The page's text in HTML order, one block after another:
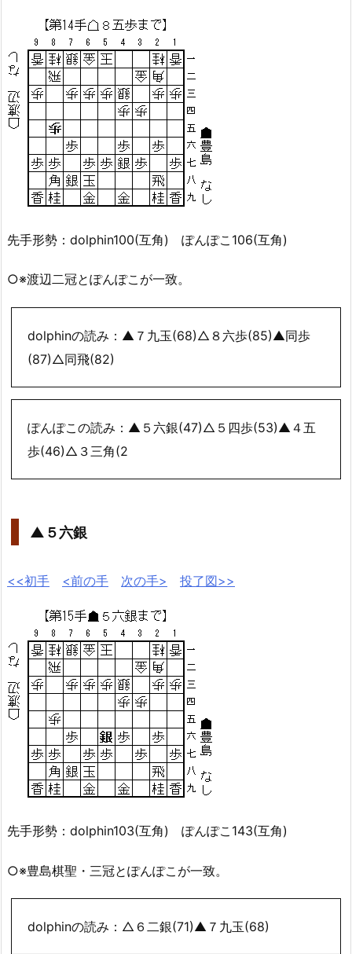
先手形勢：dolphin100(互角) ぽんぽこ106(互角)
○※渡辺二冠とぽんぽこが一致。
dolphinの読み：▲７九玉(68)△８六歩(85)▲同歩
(87)△同飛(82)
ぽんぽこの読み：▲５六銀(47)△５四歩(53)▲４五
歩(46)△３三角(2
▲５六銀
<<初手 <前の手 次の手> 投了図>>
先手形勢：dolphin103(互角) ぽんぽこ143(互角)
○※豊島棋聖・三冠とぽんぽこが一致。
dolphinの読み：△６二銀(71)▲７九玉(68)